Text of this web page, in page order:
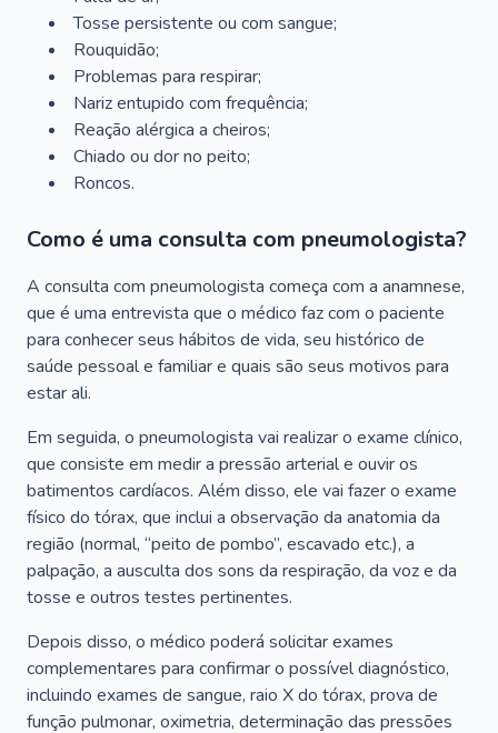
Tosse persistente ou com sangue;
Rouquidão;
Problemas para respirar;
Nariz entupido com frequência;
Reação alérgica a cheiros;
Chiado ou dor no peito;
Roncos.
Como é uma consulta com pneumologista?
A consulta com pneumologista começa com a anamnese,
que é uma entrevista que o médico faz com o paciente
para conhecer seus hábitos de vida, seu histórico de
saúde pessoal e familiar e quais são seus motivos para
estar ali.
Em seguida, o pneumologista vai realizar o exame clínico,
que consiste em medir a pressão arterial e ouvir os
batimentos cardíacos. Além disso, ele vai fazer o exame
físico do tórax, que inclui a observação da anatomia da
região (normal, “peito de pombo”, escavado etc.), a
palpação, a ausculta dos sons da respiração, da voz e da
tosse e outros testes pertinentes.
Depois disso, o médico poderá solicitar exames
complementares para confirmar o possível diagnóstico,
incluindo exames de sangue, raio X do tórax, prova de
função pulmonar, oximetria, determinação das pressões